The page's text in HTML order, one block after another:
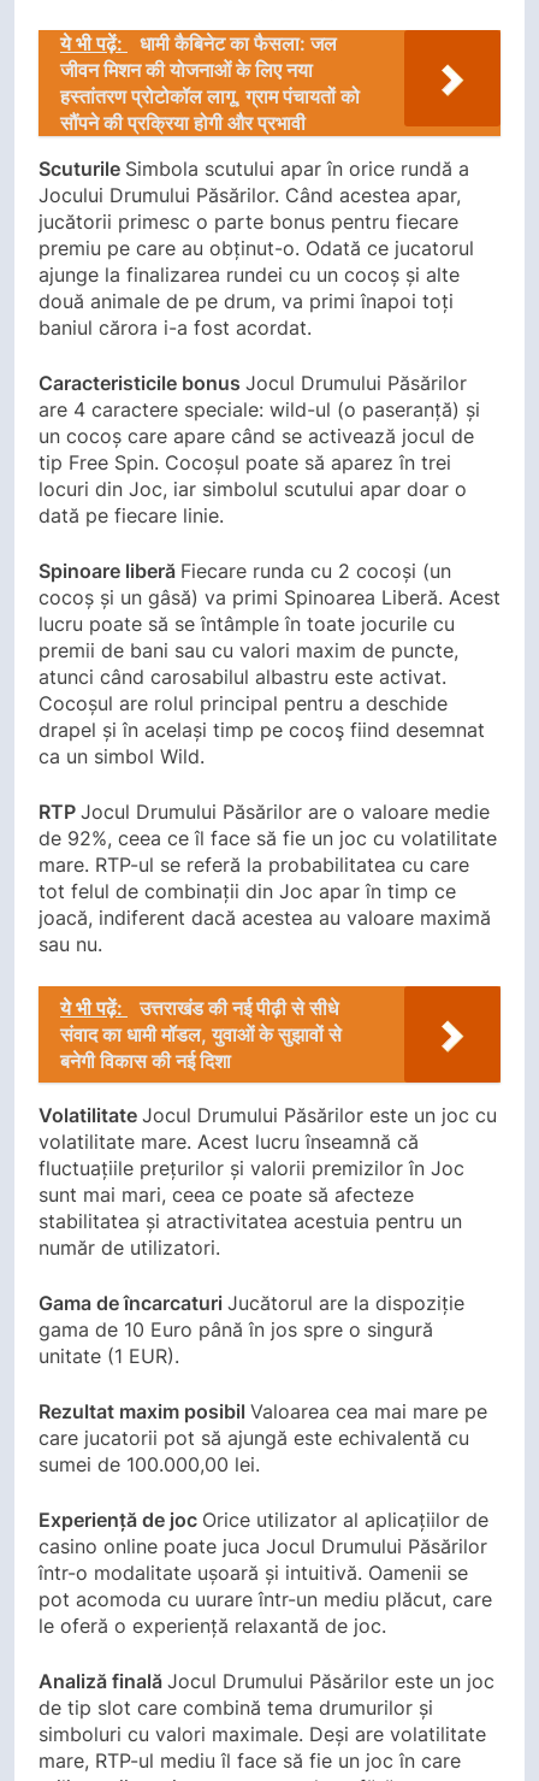
ये भी पढ़ें:
धामी कैबिनेट का फैसला: जल
जीवन मिशन की योजनाओं के लिए नया
हस्तांतरण प्रोटोकॉल लागू, ग्राम पंचायतों को
सौंपने की प्रक्रिया होगी और प्रभावी
Scuturile Simbola scutului apar în orice rundă a
Jocului Drumului Păsărilor. Când acestea apar,
jucătorii primesc o parte bonus pentru fiecare
premiu pe care au obținut-o. Odată ce jucatorul
ajunge la finalizarea rundei cu un cocoș și alte
două animale de pe drum, va primi înapoi toți
baniul cărora i-a fost acordat.
Caracteristicile bonus Jocul Drumului Păsărilor
are 4 caractere speciale: wild-ul (o paseranță) și
un cocoș care apare când se activează jocul de
tip Free Spin. Cocoșul poate să aparez în trei
locuri din Joc, iar simbolul scutului apar doar o
dată pe fiecare linie.
Spinoare liberă Fiecare runda cu 2 cocoși (un
cocoș și un gâsă) va primi Spinoarea Liberă. Acest
lucru poate să se întâmple în toate jocurile cu
premii de bani sau cu valori maxim de puncte,
atunci când carosabilul albastru este activat.
Cocoșul are rolul principal pentru a deschide
drapel și în același timp pe cocoş fiind desemnat
ca un simbol Wild.
RTP Jocul Drumului Păsărilor are o valoare medie
de 92%, ceea ce îl face să fie un joc cu volatilitate
mare. RTP-ul se referă la probabilitatea cu care
tot felul de combinații din Joc apar în timp ce
joacă, indiferent dacă acestea au valoare maximă
sau nu.
ये भी पढ़ें:
उत्तराखंड की नई पीढ़ी से सीधे
संवाद का धामी मॉडल, युवाओं के सुझावों से
बनेगी विकास की नई दिशा
Volatilitate Jocul Drumului Păsărilor este un joc cu
volatilitate mare. Acest lucru înseamnă că
fluctuațiile prețurilor și valorii premizilor în Joc
sunt mai mari, ceea ce poate să afecteze
stabilitatea și atractivitatea acestuia pentru un
număr de utilizatori.
Gama de încarcaturi Jucătorul are la dispoziție
gama de 10 Euro până în jos spre o singură
unitate (1 EUR).
Rezultat maxim posibil Valoarea cea mai mare pe
care jucatorii pot să ajungă este echivalentă cu
sumei de 100.000,00 lei.
Experiență de joc Orice utilizator al aplicațiilor de
casino online poate juca Jocul Drumului Păsărilor
într-o modalitate ușoară și intuitivă. Oamenii se
pot acomoda cu uurare într-un mediu plăcut, care
le oferă o experiență relaxantă de joc.
Analiză finală Jocul Drumului Păsărilor este un joc
de tip slot care combină tema drumurilor și
simboluri cu valori maximale. Deși are volatilitate
mare, RTP-ul mediu îl face să fie un joc în care